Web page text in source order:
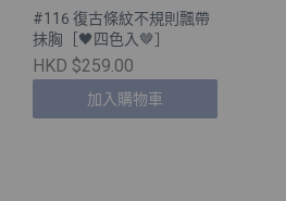
#116 復古條紋不規則飄帶
抺胸［🖤四色入🤎］
HKD $259.00
加入購物車